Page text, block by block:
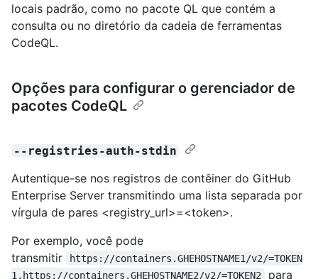
locais padrão, como no pacote QL que contém a
consulta ou no diretório da cadeia de ferramentas
CodeQL.
Opções para configurar o gerenciador de
pacotes CodeQL
--registries-auth-stdin
Autentique-se nos registros de contêiner do GitHub
Enterprise Server transmitindo uma lista separada por
vírgula de pares <registry_url>=<token>.
Por exemplo, você pode
transmitir
https://containers.GHEHOSTNAME1/v2/=TOKEN
1,https://containers.GHEHOSTNAME2/v2/=TOKEN2
para